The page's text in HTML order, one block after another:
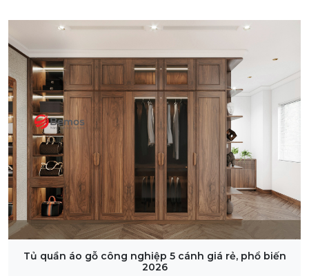
Tủ quần áo gỗ công nghiệp 5 cánh giá rẻ, phổ biến
2026